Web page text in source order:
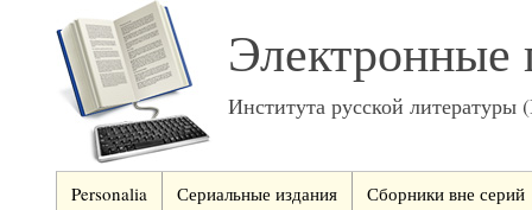
Электронные
Института русской
Personalia Сериальные издания
Сборники вне серий